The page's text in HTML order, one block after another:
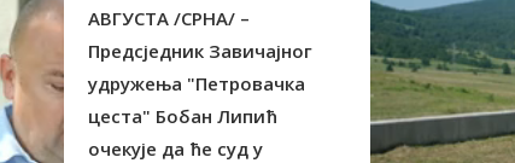
АВГУСТА /СРНА/ –
Предсједник Завичајног
удружења "Петровачка
цеста" Бобан Липић
очекује да ће суд у